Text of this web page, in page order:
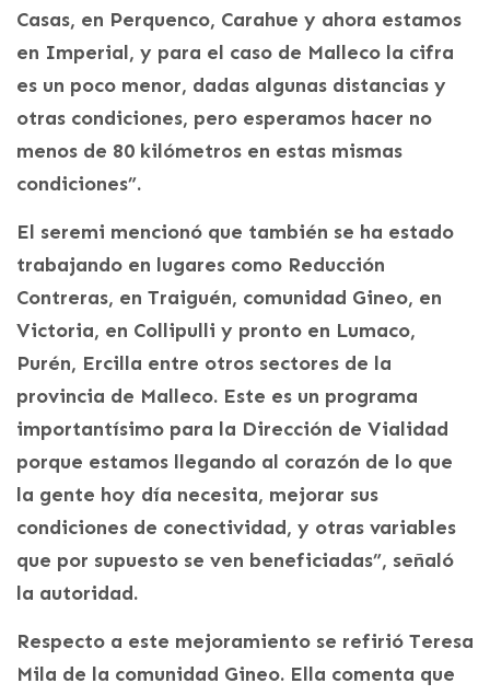
Casas, en Perquenco, Carahue y ahora estamos
en Imperial, y para el caso de Malleco la cifra
es un poco menor, dadas algunas distancias y
otras condiciones, pero esperamos hacer no
menos de 80 kilómetros en estas mismas
condiciones”.
El seremi mencionó que también se ha estado
trabajando en lugares como Reducción
Contreras, en Traiguén, comunidad Gineo, en
Victoria, en Collipulli y pronto en Lumaco,
Purén, Ercilla entre otros sectores de la
provincia de Malleco. Este es un programa
importantísimo para la Dirección de Vialidad
porque estamos llegando al corazón de lo que
la gente hoy día necesita, mejorar sus
condiciones de conectividad, y otras variables
que por supuesto se ven beneficiadas”, señaló
la autoridad.
Respecto a este mejoramiento se refirió Teresa
Mila de la comunidad Gineo. Ella comenta que